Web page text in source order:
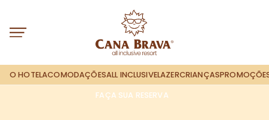
O HOTELACOMODAÇÕESALL INCLUSIVELAZERCRIANÇAS
FAÇA SUA RESERVA